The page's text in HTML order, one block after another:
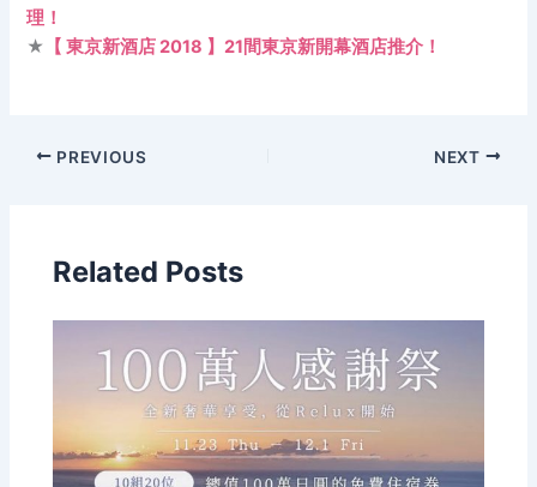
理！
★ 【 東京新酒店 2018 】21間東京新開幕酒店推介！
PREVIOUS NEXT
Related Posts